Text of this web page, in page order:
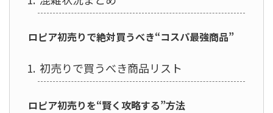
ロピア初売りで絶対買うべき“コスパ最強商品”
初売りで買うべき商品リスト
ロピア初売りを“賢く攻略する”方法